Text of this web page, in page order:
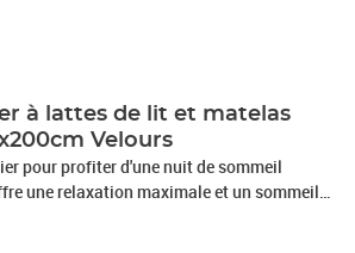
à lattes de lit et matelas
Velours
pour profiter d'une nuit de sommeil
une relaxation maximale et un sommeil
et confortable : le tissu en velours